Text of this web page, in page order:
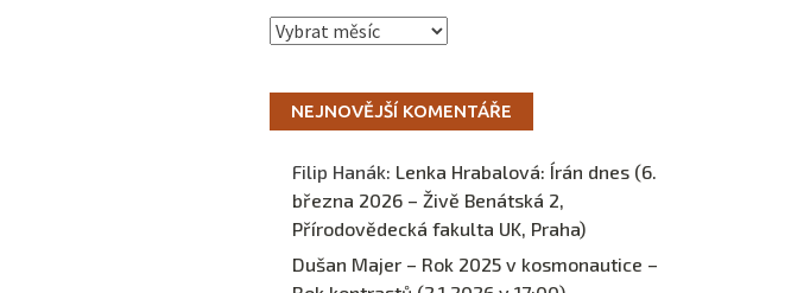
Archivy
NEJNOVĚJŠÍ KOMENTÁŘE
Filip Hanák: Lenka Hrabalová: Írán dnes (6.
března 2026 – Živě Benátská 2,
Přírodovědecká fakulta UK, Praha)
Dušan Majer – Rok 2025 v kosmonautice –